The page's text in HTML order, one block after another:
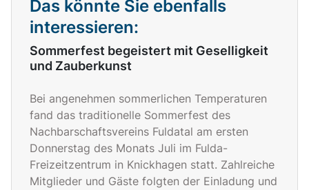
Das könnte Sie ebenfalls
interessieren:
Sommerfest begeistert mit Geselligkeit
und Zauberkunst
Bei angenehmen sommerlichen Temperaturen
fand das traditionelle Sommerfest des
Nachbarschaftsvereins Fuldatal am ersten
Donnerstag des Monats Juli im Fulda-
Freizeitzentrum in Knickhagen statt. Zahlreiche
Mitglieder und Gäste folgten der Einladung und